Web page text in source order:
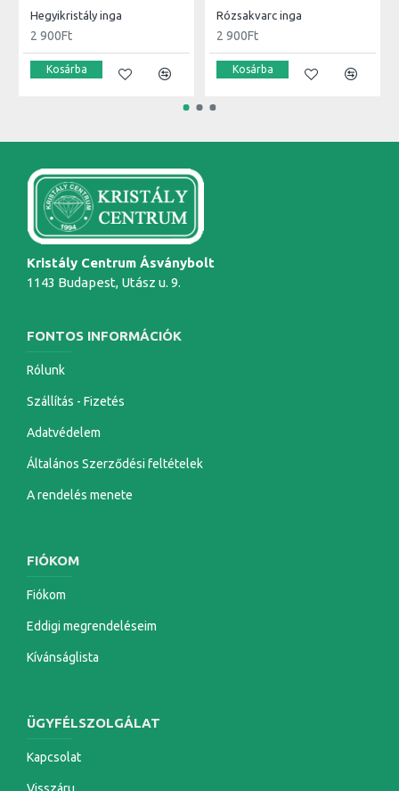
Hegyikristály inga
2 900Ft
Kosárba
Rózsakvarc inga
2 900Ft
Kosárba
Kristály Centrum Ásványbolt
1143 Budapest, Utász u. 9.
FONTOS INFORMÁCIÓK
Rólunk
Szállítás - Fizetés
Adatvédelem
Általános Szerződési feltételek
A rendelés menete
FIÓKOM
Fiókom
Eddigi megrendeléseim
Kívánságlista
ÜGYFÉLSZOLGÁLAT
Kapcsolat